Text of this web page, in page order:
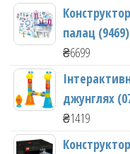
палац (9469)
₴6699
джунглях
₴1419